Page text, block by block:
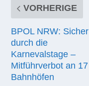
VORHERIGE
BPOL NRW: Sicher
durch die
Karnevalstage –
Mitführverbot an 17
Bahnhöfen